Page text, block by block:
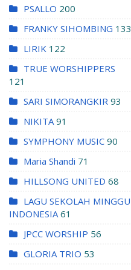
PSALLO 200
FRANKY SIHOMBING 133
LIRIK 122
TRUE WORSHIPPERS
121
SARI SIMORANGKIR 93
NIKITA 91
SYMPHONY MUSIC 90
Maria Shandi 71
HILLSONG UNITED 68
LAGU SEKOLAH MINGGU
INDONESIA 61
JPCC WORSHIP 56
GLORIA TRIO 53